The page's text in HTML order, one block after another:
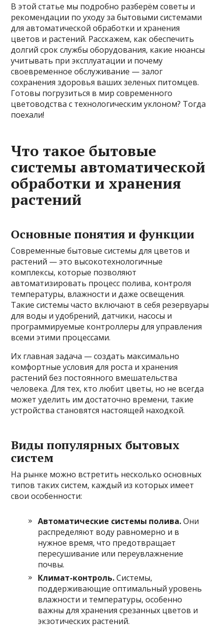
В этой статье мы подробно разберём советы и
рекомендации по уходу за бытовыми системами
для автоматической обработки и хранения
цветов и растений. Расскажем, как обеспечить
долгий срок службы оборудования, какие нюансы
учитывать при эксплуатации и почему
своевременное обслуживание — залог
сохранения здоровья ваших зеленых питомцев.
Готовы погрузиться в мир современного
цветоводства с технологическим уклоном? Тогда
поехали!
Что такое бытовые
системы автоматической
обработки и хранения
растений
Основные понятия и функции
Современные бытовые системы для цветов и
растений — это высокотехнологичные
комплексы, которые позволяют
автоматизировать процесс полива, контроля
температуры, влажности и даже освещения.
Такие системы часто включают в себя резервуары
для воды и удобрений, датчики, насосы и
программируемые контроллеры для управления
всеми этими процессами.
Их главная задача — создать максимально
комфортные условия для роста и хранения
растений без постоянного вмешательства
человека. Для тех, кто любит цветы, но не всегда
может уделить им достаточно времени, такие
устройства становятся настоящей находкой.
Виды популярных бытовых
систем
На рынке можно встретить несколько основных
типов таких систем, каждый из которых имеет
свои особенности:
Автоматические системы полива.Они
распределяют воду равномерно и в
нужное время, что предотвращает
пересушивание или переувлажнение
почвы.
Климат-контроль.Системы,
поддерживающие оптимальный уровень
влажности и температуры, особенно
важны для хранения срезанных цветов и
экзотических растений.